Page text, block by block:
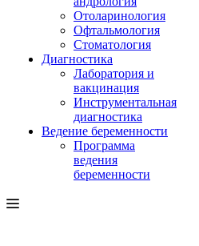
Отоларинология
Офтальмология
Стоматология
Диагностика
Лаборатория и
вакцинация
Инструментальная
диагностика
Ведение беременности
Программа
ведения
беременности